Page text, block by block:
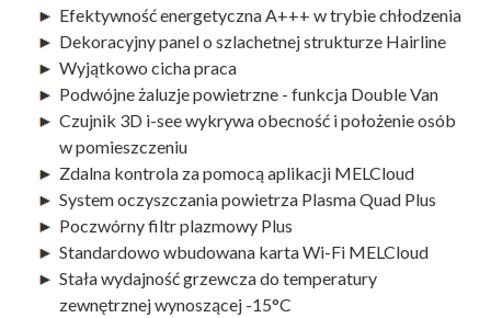
Efektywność energetyczna A+++ w trybie chłodzenia
Dekoracyjny panel o szlachetnej strukturze Hairline
Wyjątkowo cicha praca
Podwójne żaluzje powietrzne - funkcja Double Van
Czujnik 3D i-see wykrywa obecność i położenie osób
w pomieszczeniu
Zdalna kontrola za pomocą aplikacji MELCloud
System oczyszczania powietrza Plasma Quad Plus
Poczwórny filtr plazmowy Plus
Standardowo wbudowana karta Wi-Fi MELCloud
Stała wydajność grzewcza do temperatury
zewnętrznej wynoszącej -15°C